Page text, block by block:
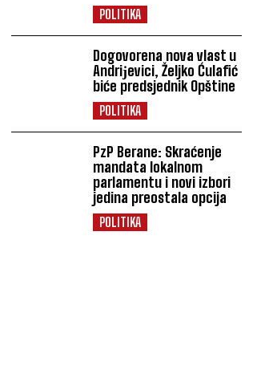
POLITIKA
Dogovorena nova vlast u
Andriјevici, Željko Ćulafić
biće predsjednik Opštine
POLITIKA
PzP Berane: Skraćenje
mandata lokalnom
parlamentu i novi izbori
jedina preostala opcija
POLITIKA